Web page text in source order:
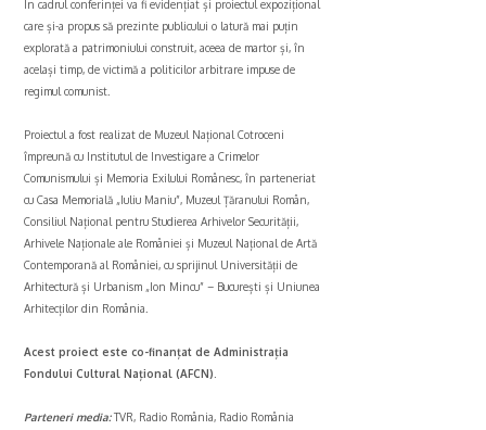
În cadrul conferinței va fi evidențiat și proiectul expozițional
care și-a propus să prezinte publicului o latură mai puțin
explorată a patrimoniului construit, aceea de martor și, în
același timp, de victimă a politicilor arbitrare impuse de
regimul comunist.
Proiectul a fost realizat de Muzeul Național Cotroceni
împreună cu Institutul de Investigare a Crimelor
Comunismului și Memoria Exilului Românesc, în parteneriat
cu Casa Memorială „Iuliu Maniu”, Muzeul Țăranului Român,
Consiliul Național pentru Studierea Arhivelor Securității,
Arhivele Naționale ale României și Muzeul Național de Artă
Contemporană al României, cu sprijinul Universității de
Arhitectură și Urbanism „Ion Mincu” – București și Uniunea
Arhitecților din România.
Acest proiect este co-finanțat de Administrația
Fondului Cultural Național (AFCN).
Parteneri media:TVR, Radio România, Radio România